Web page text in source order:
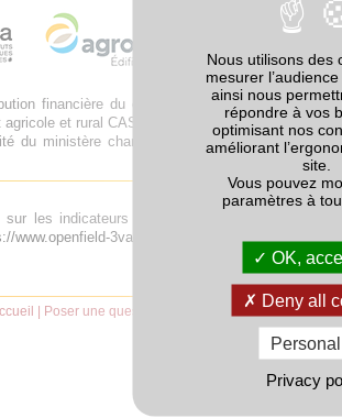
financière du compte d'affectation spéciale
et rural CASDAR.
du ministère chargé de l'agriculture ne saurait
sur les indicateurs de biodiversité sur le site
www.openfield-3va.com/biodiversite/
Poser une question
Nous utilisons des
mesurer
ainsi nous
répondre à vos
optimisant nos
améliorant
site.
Vous pouvez
paramètres à
OK,
Deny all
Privacy